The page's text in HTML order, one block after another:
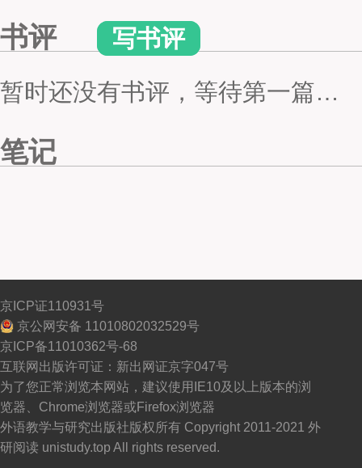
书评
写书评
暂时还没有书评，等待第一篇…
笔记
京ICP证110931号
京公网安备 11010802032529号
京ICP备11010362号-68
互联网出版许可证：新出网证京字047号
为了您正常浏览本网站，建议使用IE10及以上版本的浏
览器、Chrome浏览器或Firefox浏览器
外语教学与研究出版社版权所有 Copyright 2011-2021 外
研阅读 unistudy.top All rights reserved.